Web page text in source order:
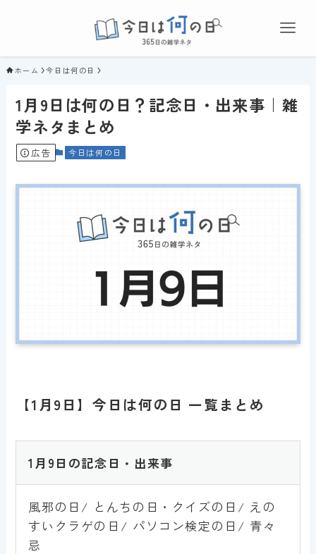
ホーム 今日は何の日
1月9日は何の日？記念日・出来事｜雑
学ネタまとめ
広告 今日は何の日
【1月9日】今日は何の日 一覧まとめ
1月9日の記念日・出来事
風邪の日/ とんちの日・クイズの日/ えの
すいクラゲの日/ パソコン検定の日/ 青々
忌